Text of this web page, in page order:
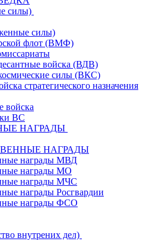
силы)
силы)
флот (ВМФ)
войска (ВДВ)
силы (ВКС)
стратегического назначения
войска
ВС
НАГРАДЫ
НАГРАДЫ
награды МВД
награды МО
награды МЧС
награды Росгвардии
награды ФСО
внутрених дел)